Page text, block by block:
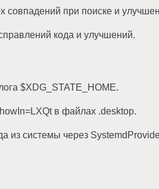
совпадений при поиске и
кода и улучшений.
$XDG_STATE_HOME.
в файлах .desktop.
из системы через